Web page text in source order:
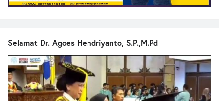
Selamat Dr. Agoes Hendriyanto, S.P.,M.Pd